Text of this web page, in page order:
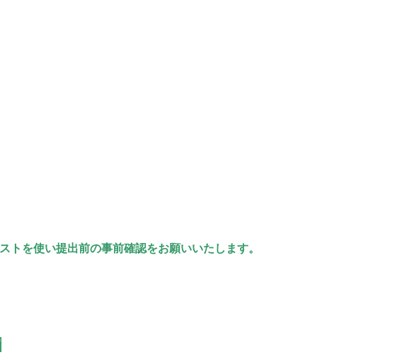
トを使い提出前の事前確認をお願いいたします。